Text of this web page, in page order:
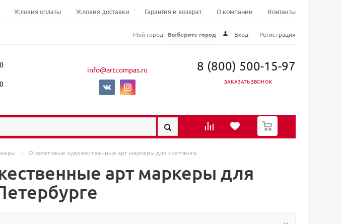
Условия оплаты Условия доставки Гарантия и возврат О компании Контакты
Мой город: Выберите город Вход Регистрация
info@artcompas.ru 8 (800) 500-15-97
ЗАКАЗАТЬ ЗВОНОК
0
- Фиолетовые художественные арт маркеры для скетчинга
арт маркеры для